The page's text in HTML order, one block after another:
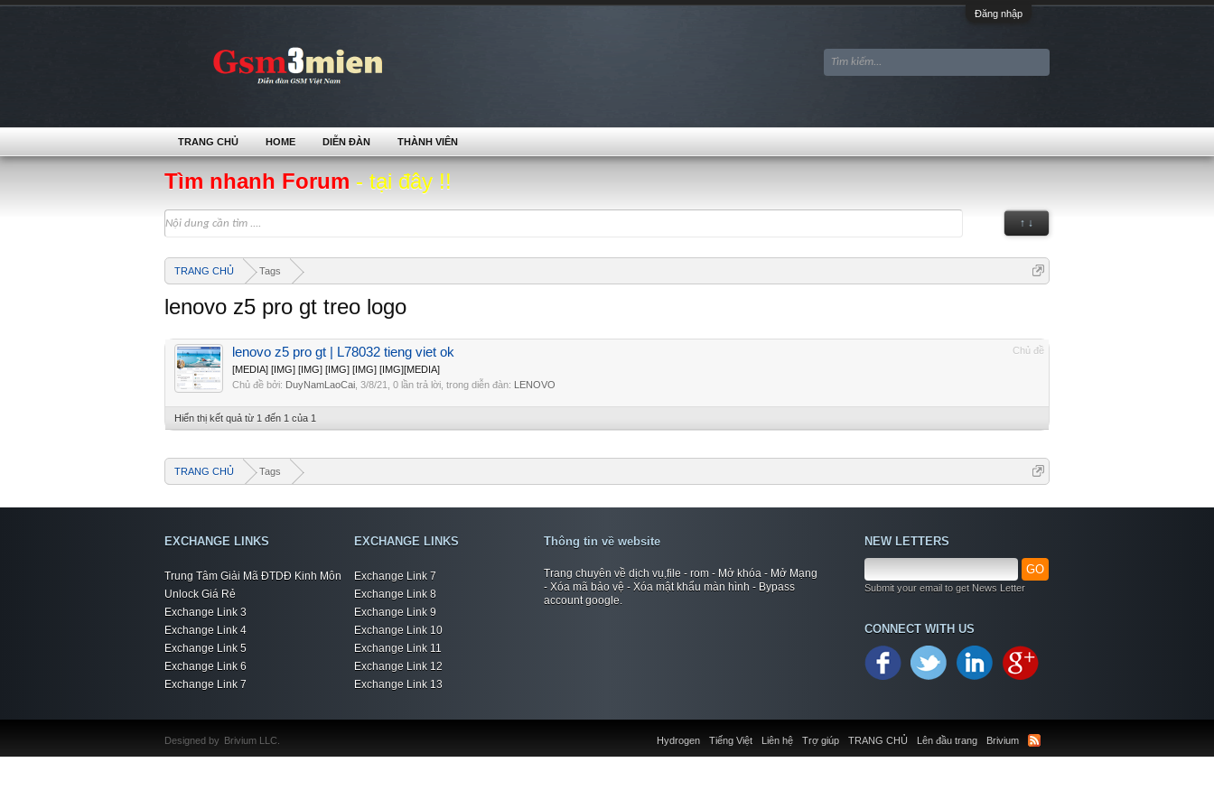
Đăng nhập
Tìm nhanh Forum - tại đây !!
↑ ↓
TRANG CHỦ Tags
lenovo z5 pro gt treo logo
Chủ đề
lenovo z5 pro gt | L78032 tieng viet ok
[MEDIA] [IMG] [IMG] [IMG] [IMG] [IMG][MEDIA]
Chủ đề bởi: DuyNamLaoCai 3/8/21 , 0 lần trả lời, trong diễn đàn: LENOVO
Hiển thị kết quả từ 1 đến 1 của 1
TRANG CHỦ Tags
TRANG CHỦ HOME DIỄN ĐÀN THÀNH VIÊN
EXCHANGE LINKS
Trung Tâm Giải Mã ĐTDĐ Kinh Môn
Unlock Giá Rẻ
Exchange Link 3
Exchange Link 4
Exchange Link 5
Exchange Link 6
Exchange Link 7
EXCHANGE LINKS
Exchange Link 7
Exchange Link 8
Exchange Link 9
Exchange Link 10
Exchange Link 11
Exchange Link 12
Exchange Link 13
Thông tin về website
Trang chuyên về dịch vụ,file - rom - Mở khóa - Mở Mạng
- Xóa mã bảo vệ - Xóa mật khẩu màn hình - Bypass
account google.
NEW LETTERS
GO
Submit your email to get News Letter
CONNECT WITH US
Liên hệ Trợ giúp TRANG CHỦ Lên đầu trang Brivium
Hydrogen Tiếng Việt
Designed by Brivium LLC.